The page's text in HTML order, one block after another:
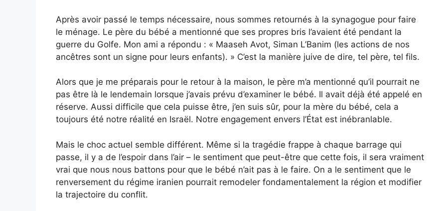
Après avoir passé le temps nécessaire, nous sommes retournés à la synagogue pour faire
le ménage. Le père du bébé a mentionné que ses propres bris l’avaient été pendant la
guerre du Golfe. Mon ami a répondu : « Maaseh Avot, Siman L’Banim (les actions de nos
ancêtres sont un signe pour leurs enfants). » C’est la manière juive de dire, tel père, tel fils.
Alors que je me préparais pour le retour à la maison, le père m’a mentionné qu’il pourrait ne
pas être là le lendemain lorsque j’avais prévu d’examiner le bébé. Il avait déjà été appelé en
réserve. Aussi difficile que cela puisse être, j’en suis sûr, pour la mère du bébé, cela a
toujours été notre réalité en Israël. Notre engagement envers l’État est inébranlable.
Mais le choc actuel semble différent. Même si la tragédie frappe à chaque barrage qui
passe, il y a de l’espoir dans l’air – le sentiment que peut-être que cette fois, il sera vraiment
vrai que nous nous battons pour que le bébé n’ait pas à le faire. On a le sentiment que le
renversement du régime iranien pourrait remodeler fondamentalement la région et modifier
la trajectoire du conflit.